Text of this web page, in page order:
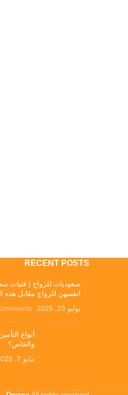
RECENT POSTS
سعوديات للزواج | فتيات
انفسهن للزواج مقابل هذه
يوليو 23, 2025
أنواع
والخاص؟
مايو 7, 2025